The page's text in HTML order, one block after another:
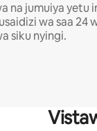
na jumuiya yetu
wa saa 24
siku nyingi.